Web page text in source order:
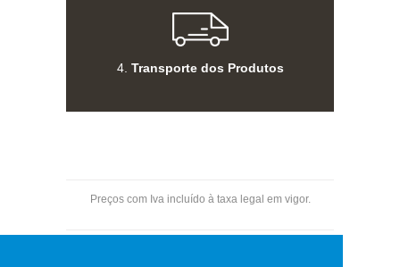
4. Transporte dos Produtos
Preços com Iva incluído à taxa legal em vigor.